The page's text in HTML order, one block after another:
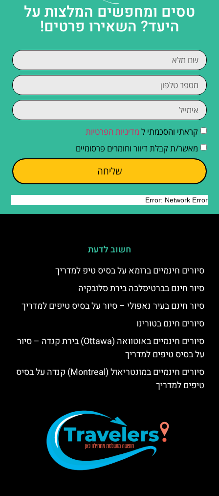
טסים ומחפשים המלצות על
היעד? השאירו פרטים!
קראתי והסכמתי ל מדיניות הפרטיות
מאשר/ת קבלת דיוור וחומרים פרסומיים
שליחה
חשוב לדעת
סיורים חינמיים ברומא על בסיס טיפ למדריך
סיור חינם בברטיסלבה בירת סלובקיה
סיור חינם בעיר נאפולי – סיור על בסיס טיפים למדריך
סיורים חינם בטורינו
סיורים חינמיים באוטוואה (Ottawa) בירת קנדה – סיור
על בסיס טיפים למדריך
סיורים חינמיים במונטריאול (Montreal) קנדה על בסיס
טיפים למדריך